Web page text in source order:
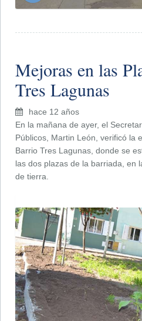
Mejoras en las
Tres Lagunas
hace 12 años
En la mañana de ayer, el
Públicos, Martin León, verificó la
Barrio Tres Lagunas, donde se
las dos plazas de la barriada, en
de tierra.